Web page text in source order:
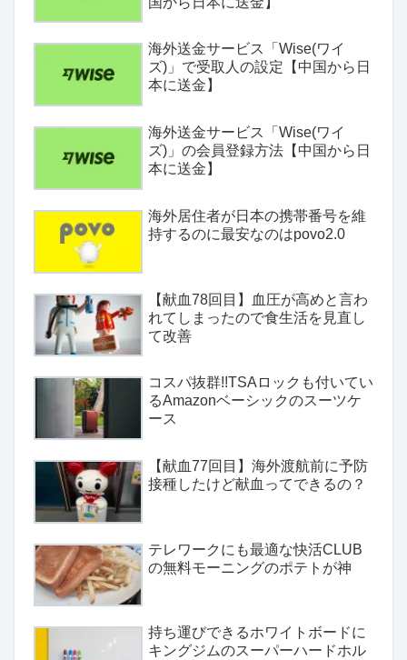
海外送金サービス「Wise(ワイ
ズ)」で受取人の設定【中国から日
本に送金】
海外送金サービス「Wise(ワイ
ズ)」の会員登録方法【中国から日
本に送金】
海外居住者が日本の携帯番号を維
持するのに最安なのはpovo2.0
【献血78回目】血圧が高めと言わ
れてしまったので食生活を見直し
て改善
コスパ抜群!!TSAロックも付いてい
るAmazonベーシックのスーツケ
ース
【献血77回目】海外渡航前に予防
接種したけど献血ってできるの？
テレワークにも最適な快活CLUB
の無料モーニングのポテトが神
持ち運びできるホワイトボードに
キングジムのスーパーハードホル